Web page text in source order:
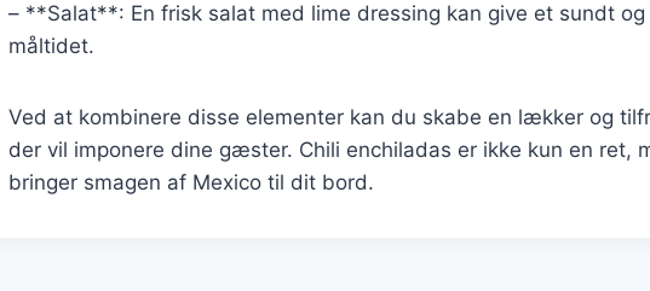
– **Salat**: En frisk salat med lime dressing kan give et sundt
måltidet.
Ved at kombinere disse elementer kan du skabe en lækker og
der vil imponere dine gæster. Chili enchiladas er ikke kun en ret,
bringer smagen af Mexico til dit bord.